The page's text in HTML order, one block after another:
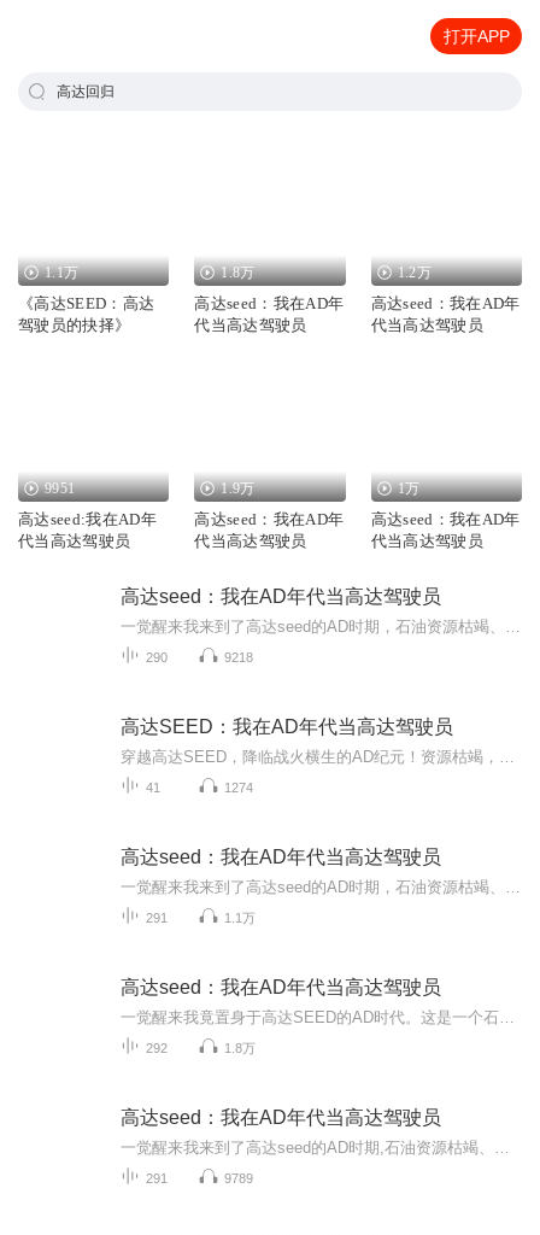
打开APP
高达回归
1.1万
《高达SEED：高达
驾驶员的抉择》
1.8万
高达seed：我在AD年
代当高达驾驶员
1.2万
高达seed：我在AD年
代当高达驾驶员
9951
高达seed:我在AD年
代当高达驾驶员
1.9万
高达seed：我在AD年
代当高达驾驶员
1万
高达seed：我在AD年
代当高达驾驶员
高达seed：我在AD年代当高达驾驶员
290 9218
高达SEED：我在AD年代当高达驾驶员
41 1274
高达seed：我在AD年代当高达驾驶员
291 1.1万
高达seed：我在AD年代当高达驾驶员
292 1.8万
高达seed：我在AD年代当高达驾驶员
291 9789